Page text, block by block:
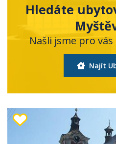
Hledáte
Našli jsme pro
Najít